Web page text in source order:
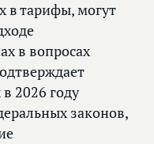
в тарифы, могут
в вопросах
2026 году
законов,